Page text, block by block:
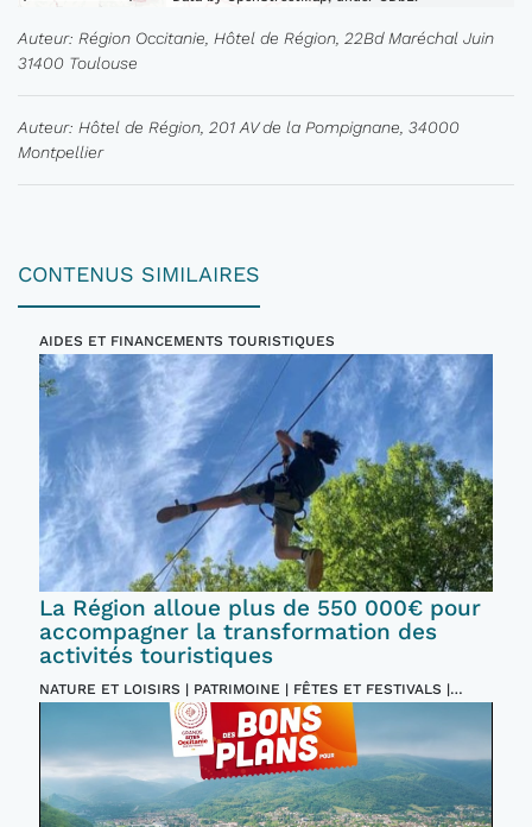
Auteur: Région Occitanie, Hôtel de Région, 22Bd Maréchal Juin
31400 Toulouse
Auteur: Hôtel de Région, 201 AV de la Pompignane, 34000
Montpellier
CONTENUS SIMILAIRES
AIDES ET FINANCEMENTS TOURISTIQUES
La Région alloue plus de 550 000€ pour
accompagner la transformation des
activités touristiques
NATURE ET LOISIRS | PATRIMOINE | FÊTES ET FESTIVALS |
INCONTOURNABLES